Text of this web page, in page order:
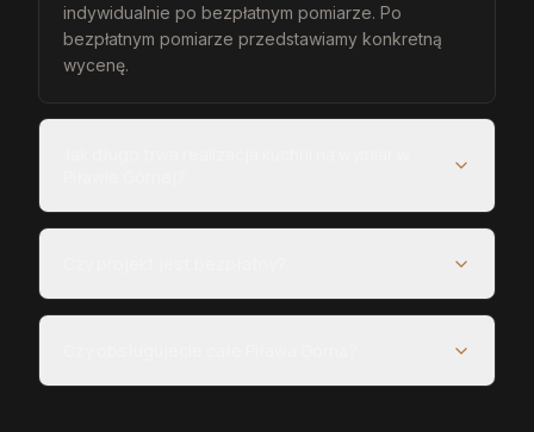
indywidualnie po bezpłatnym pomiarze. Po
bezpłatnym pomiarze przedstawiamy konkretną
wycenę.